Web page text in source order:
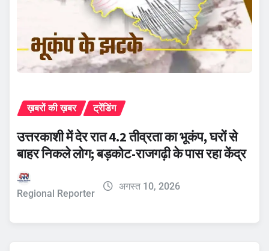
ख़बरों की ख़बर ट्रेंडिंग
उत्तरकाशी में देर रात 4.2 तीव्रता का भूकंप, घरों से
बाहर निकले लोग; बड़कोट-राजगढ़ी के पास रहा केंद्र
Regional Reporter
अगस्त 10, 2026